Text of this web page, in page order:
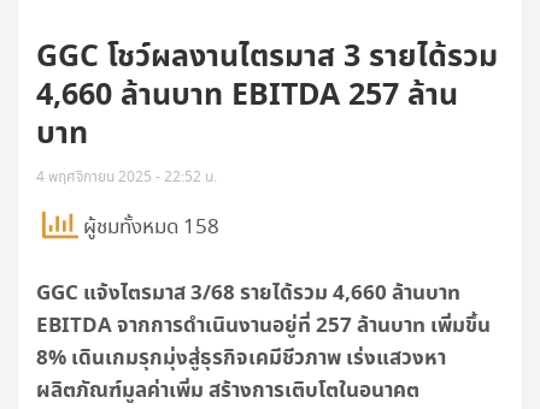
GGC โชว์ผลงานไตรมาส 3 รายได้รวม
4,660 ล้านบาท EBITDA 257 ล้าน
บาท
4 พฤศจิกายน 2025 - 22:52 น.
ผู้ชมทั้งหมด 158
GGC แจ้งไตรมาส 3/68 รายได้รวม 4,660 ล้านบาท
EBITDA จากการดำเนินงานอยู่ที่ 257 ล้านบาท เพิ่มขึ้น
8% เดินเกมรุกมุ่งสู่ธุรกิจเคมีชีวภาพ เร่งแสวงหา
ผลิตภัณฑ์มูลค่าเพิ่ม สร้างการเติบโตในอนาคต